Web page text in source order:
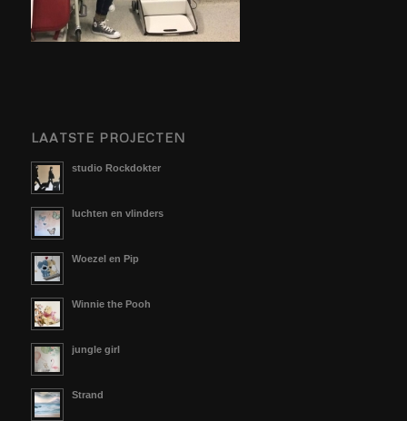
LAATSTE PROJECTEN
studio Rockdokter
luchten en vlinders
Woezel en Pip
Winnie the Pooh
jungle girl
Strand